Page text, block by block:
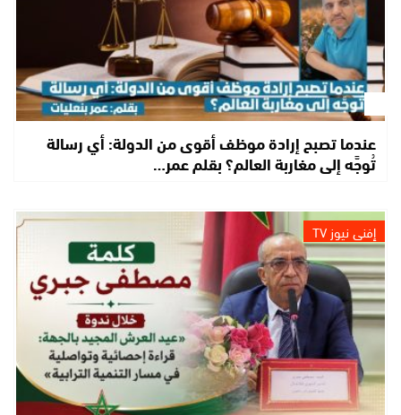
عندما تصبح إرادة موظف أقوى من الدولة: أي رسالة
تُوجَّه إلى مغاربة العالم؟ بقلم عمر…
إفني نيوز TV